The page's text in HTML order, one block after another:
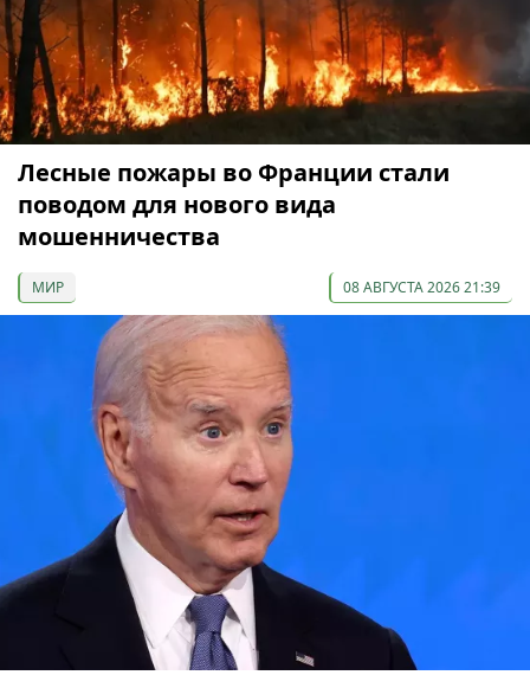
Лесные пожары во Франции стали
поводом для нового вида
мошенничества
МИР 08 АВГУСТА 2026 21:39